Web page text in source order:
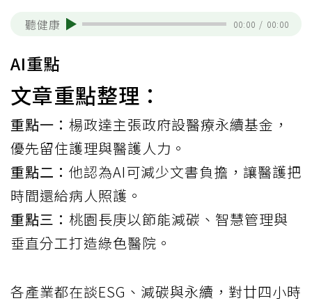
聽健康 00:00 / 00:00
AI重點
文章重點整理：
重點一： 楊政達主張政府設醫療永續基金，
優先留住護理與醫護人力。
重點二： 他認為AI可減少文書負擔，讓醫護把
時間還給病人照護。
重點三： 桃園長庚以節能減碳、智慧管理與
垂直分工打造綠色醫院。
各產業都在談ESG、減碳與永續，對廿四小時